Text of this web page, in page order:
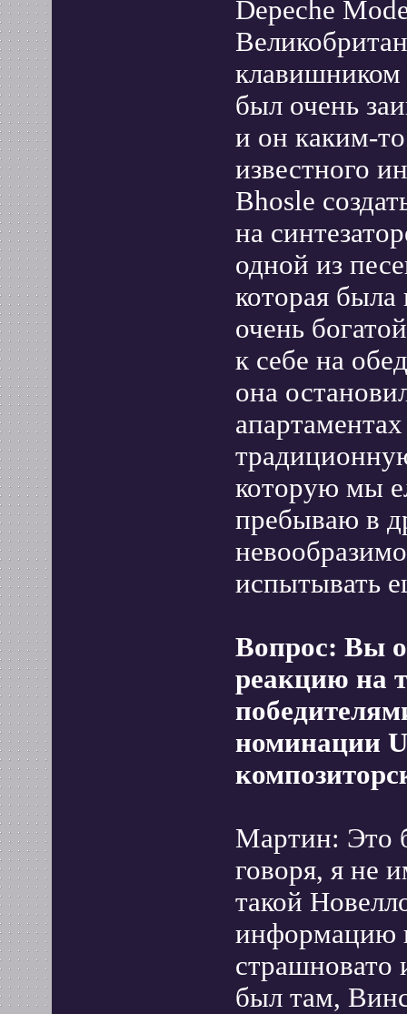
Depeche
был очень
и он каким-
известного
Bhosle
на
одной из
которая
очень
к себе на
она
которую мы
пребываю в
испытывать
Вопрос: Вы
реакцию на
номинации
Мартин: Это
говоря, я не
такой
информацию
страшновато
был там,